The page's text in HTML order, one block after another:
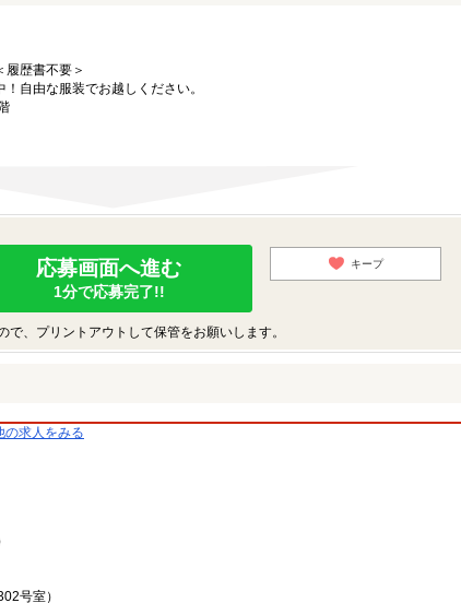
履歴書不要＞
自由な服装でお越しください。
応募画面へ進む
1分で応募完了!!
キープ
、プリントアウトして保管をお願いします。
の求人をみる
号室）